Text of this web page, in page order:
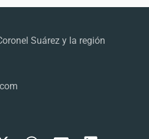
Suárez y la región